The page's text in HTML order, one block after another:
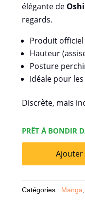
élégante de
regards.
Produit officiel
Hauteur
Posture
Idéale pour les
Discrète, mais
PRÊT À BONDIR
Ajouter
Catégories : Manga